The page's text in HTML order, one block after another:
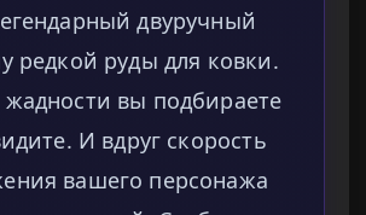
двуручный
редкой руды для ковки.
вы подбираете
И вдруг скорость
вашего персонажа